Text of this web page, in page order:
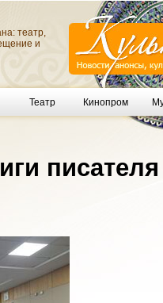
театр,
и
Театр Кинопром